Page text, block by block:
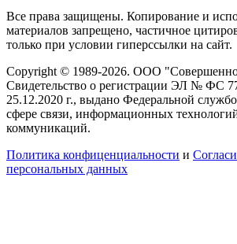
Все права защищены. Копирование и
материалов запрещено, частичное
только при условии гиперссылки на сайт.
Copyright © 1989-2026. ООО
Свидетельство о регистрации ЭЛ № ФС
25.12.2020 г., выдано Федеральной
сфере связи, информационных
коммуникаций.
Политика конфиценциальности и
персональных данных